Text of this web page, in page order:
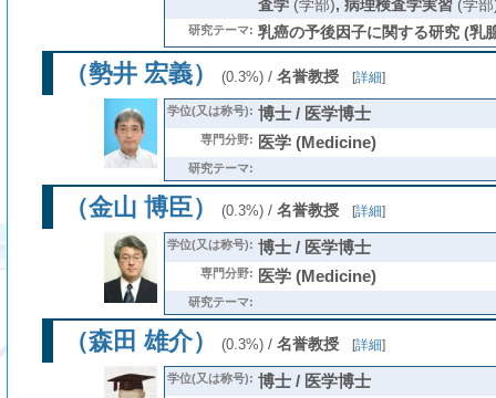
査学(学部), 病理検査学実習(学部
研究テーマ: 乳癌の予後因子に関する研究 (乳
（勢井 宏義） (0.3%)/ 名誉教授 [詳細]
学位(又は称号): 博士 / 医学博士
専門分野: 医学 (Medicine)
研究テーマ:
（金山 博臣） (0.3%)/ 名誉教授 [詳細]
学位(又は称号): 博士 / 医学博士
専門分野: 医学 (Medicine)
研究テーマ:
（森田 雄介） (0.3%)/ 名誉教授 [詳細]
学位(又は称号): 博士 / 医学博士